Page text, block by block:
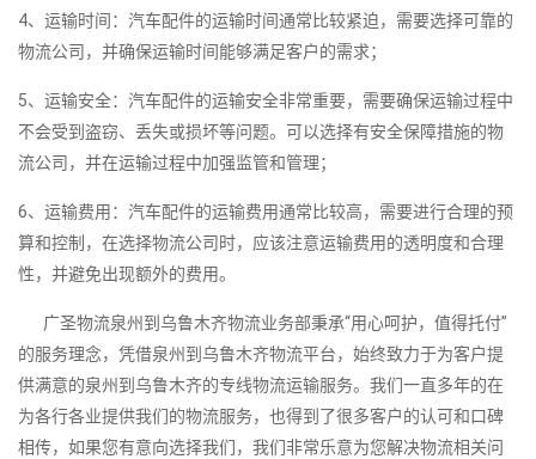
4、运输时间：汽车配件的运输时间通常比较紧迫，需要选择可靠的
物流公司，并确保运输时间能够满足客户的需求；
5、运输安全：汽车配件的运输安全非常重要，需要确保运输过程中
不会受到盗窃、丢失或损坏等问题。可以选择有安全保障措施的物
流公司，并在运输过程中加强监管和管理；
6、运输费用：汽车配件的运输费用通常比较高，需要进行合理的预
算和控制，在选择物流公司时，应该注意运输费用的透明度和合理
性，并避免出现额外的费用。
广圣物流泉州到乌鲁木齐物流业务部秉承“用心呵护，值得托付”
的服务理念，凭借泉州到乌鲁木齐物流平台，始终致力于为客户提
供满意的泉州到乌鲁木齐的专线物流运输服务。我们一直多年的在
为各行各业提供我们的物流服务，也得到了很多客户的认可和口碑
相传，如果您有意向选择我们，我们非常乐意为您解决物流相关问